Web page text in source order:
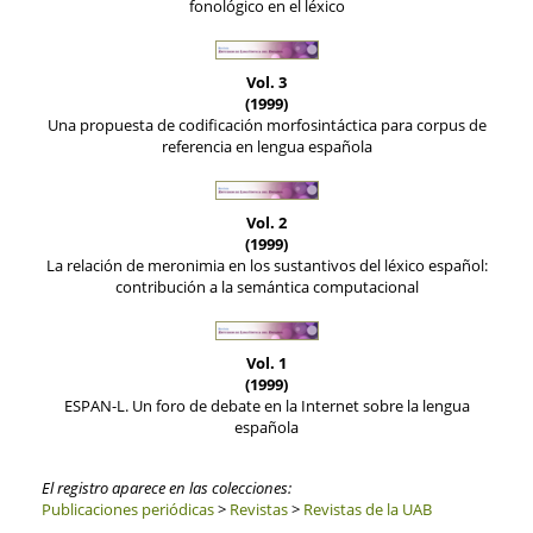
fonológico en el léxico
Vol. 3
(1999)
Una propuesta de codificación morfosintáctica para corpus de
referencia en lengua española
Vol. 2
(1999)
La relación de meronimia en los sustantivos del léxico español:
contribución a la semántica computacional
Vol. 1
(1999)
ESPAN-L. Un foro de debate en la Internet sobre la lengua
española
El registro aparece en las colecciones:
Publicaciones periódicas> Revistas> Revistas de la UAB